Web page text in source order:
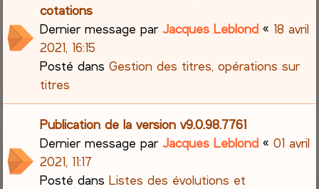
cotations
Dernier message parJacques Leblond « 18 avril
2021, 16:15
Posté dansGestion des titres, opérations sur
titres
Publication de la version v9.0.98.7761
Dernier message parJacques Leblond «01 avril
2021, 11:17
Posté dansListes des évolutions et